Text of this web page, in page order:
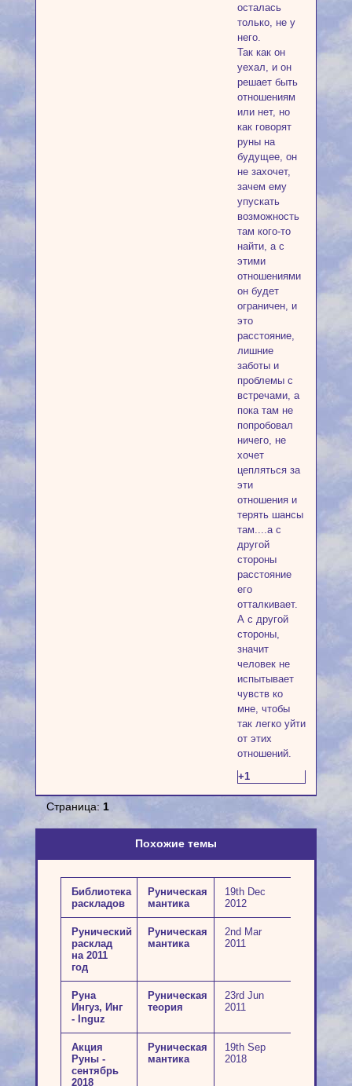
осталась
только, не у
него.
Так как он
уехал, и он
решает быть
отношениям
или нет, но
как говорят
руны на
будущее, он
не захочет,
зачем ему
упускать
возможность
там кого-то
найти, а с
этими
отношениями
он будет
ограничен, и
это
расстояние,
лишние
заботы и
проблемы с
встречами, а
пока там не
попробовал
ничего, не
хочет
цепляться за
эти
отношения и
терять шансы
там....а с
другой
стороны
расстояние
его
отталкивает.
А с другой
стороны,
значит
человек не
испытывает
чувств ко
мне, чтобы
так легко уйти
от этих
отношений.
+1
Страница: 1
Похожие темы
Библиотека
раскладов
Руническая
мантика
19th Dec
2012
Рунический
расклад
на 2011
год
Руническая
мантика
2nd Mar
2011
Руна
Ингуз, Инг
- Inguz
Руническая
теория
23rd Jun
2011
Акция
Руны -
сентябрь
2018
Руническая
мантика
19th Sep
2018